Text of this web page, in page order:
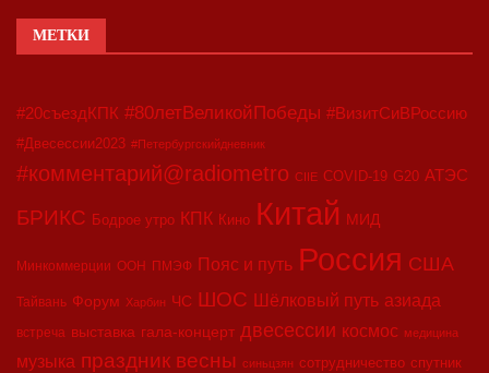
МЕТКИ
#20съездКПК #80летВеликойПобеды #ВизитСиВРоссию
#Двесессии2023 #Петербургскийдневник
#комментарий@radiometro CIIE COVID-19 G20 АТЭС
БРИКС Бодрое утро КПК Кино Китай МИД
Минкоммерции ООН ПМЭФ Пояс и путь Россия США
Тайвань Форум Харбин ЧС ШОС Шёлковый путь азиада
встреча выставка гала-концерт двесессии космос медицина
музыка праздник весны синьцзян сотрудничество спутник